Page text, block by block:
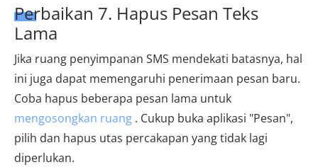
Perbaikan 7. Hapus Pesan Teks
Lama
Jika ruang penyimpanan SMS mendekati batasnya, hal
ini juga dapat memengaruhi penerimaan pesan baru.
Coba hapus beberapa pesan lama untuk
mengosongkan ruang . Cukup buka aplikasi "Pesan",
pilih dan hapus utas percakapan yang tidak lagi
diperlukan.